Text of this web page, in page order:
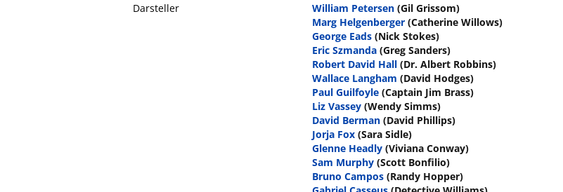
Darsteller
William Petersen (Gil Grissom)
Marg Helgenberger (Catherine Willows)
George Eads (Nick Stokes)
Eric Szmanda (Greg Sanders)
Robert David Hall (Dr. Albert Robbins)
Wallace Langham (David Hodges)
Paul Guilfoyle (Captain Jim Brass)
Liz Vassey (Wendy Simms)
David Berman (David Phillips)
Jorja Fox (Sara Sidle)
Glenne Headly (Viviana Conway)
Sam Murphy (Scott Bonfilio)
Bruno Campos (Randy Hopper)